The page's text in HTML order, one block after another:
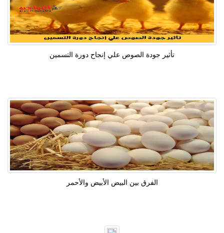
تأثير جودة الصوص علي إنجاح دورة التسمين
الفرق بين البيض الأبيض والأحمر